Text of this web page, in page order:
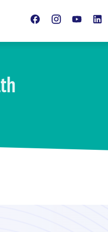
FacebookInstagramYoutube